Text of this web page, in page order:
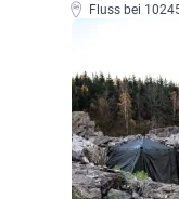
Fluss bei